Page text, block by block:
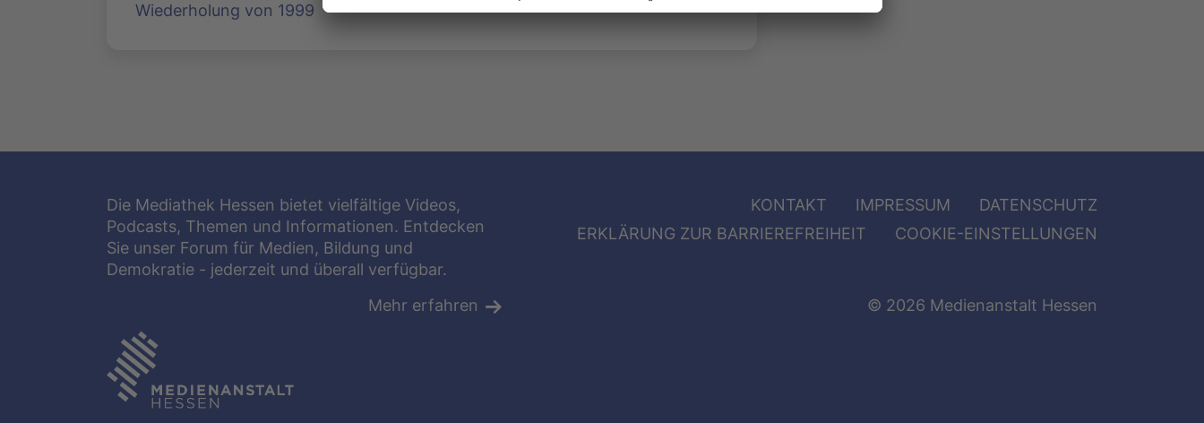
Wiederholung von 1999
Die Mediathek Hessen bietet vielfältige Videos,
Podcasts, Themen und Informationen. Entdecken
Sie unser Forum für Medien, Bildung und
Demokratie - jederzeit und überall verfügbar.
Mehr erfahren
KONTAKT IMPRESSUM
DATENSCHUTZ
ERKLÄRUNG ZUR BARRIEREFREIHEIT
COOKIE-EINSTELLUNGEN
© 2026 Medienanstalt Hessen